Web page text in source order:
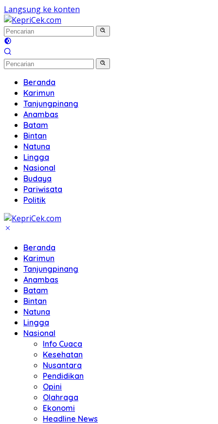
Langsung ke konten
Beranda
Karimun
Tanjungpinang
Anambas
Batam
Bintan
Natuna
Lingga
Nasional
Budaya
Pariwisata
Politik
Beranda
Karimun
Tanjungpinang
Anambas
Batam
Bintan
Natuna
Lingga
Nasional
Info Cuaca
Kesehatan
Nusantara
Pendidikan
Opini
Olahraga
Ekonomi
Headline News